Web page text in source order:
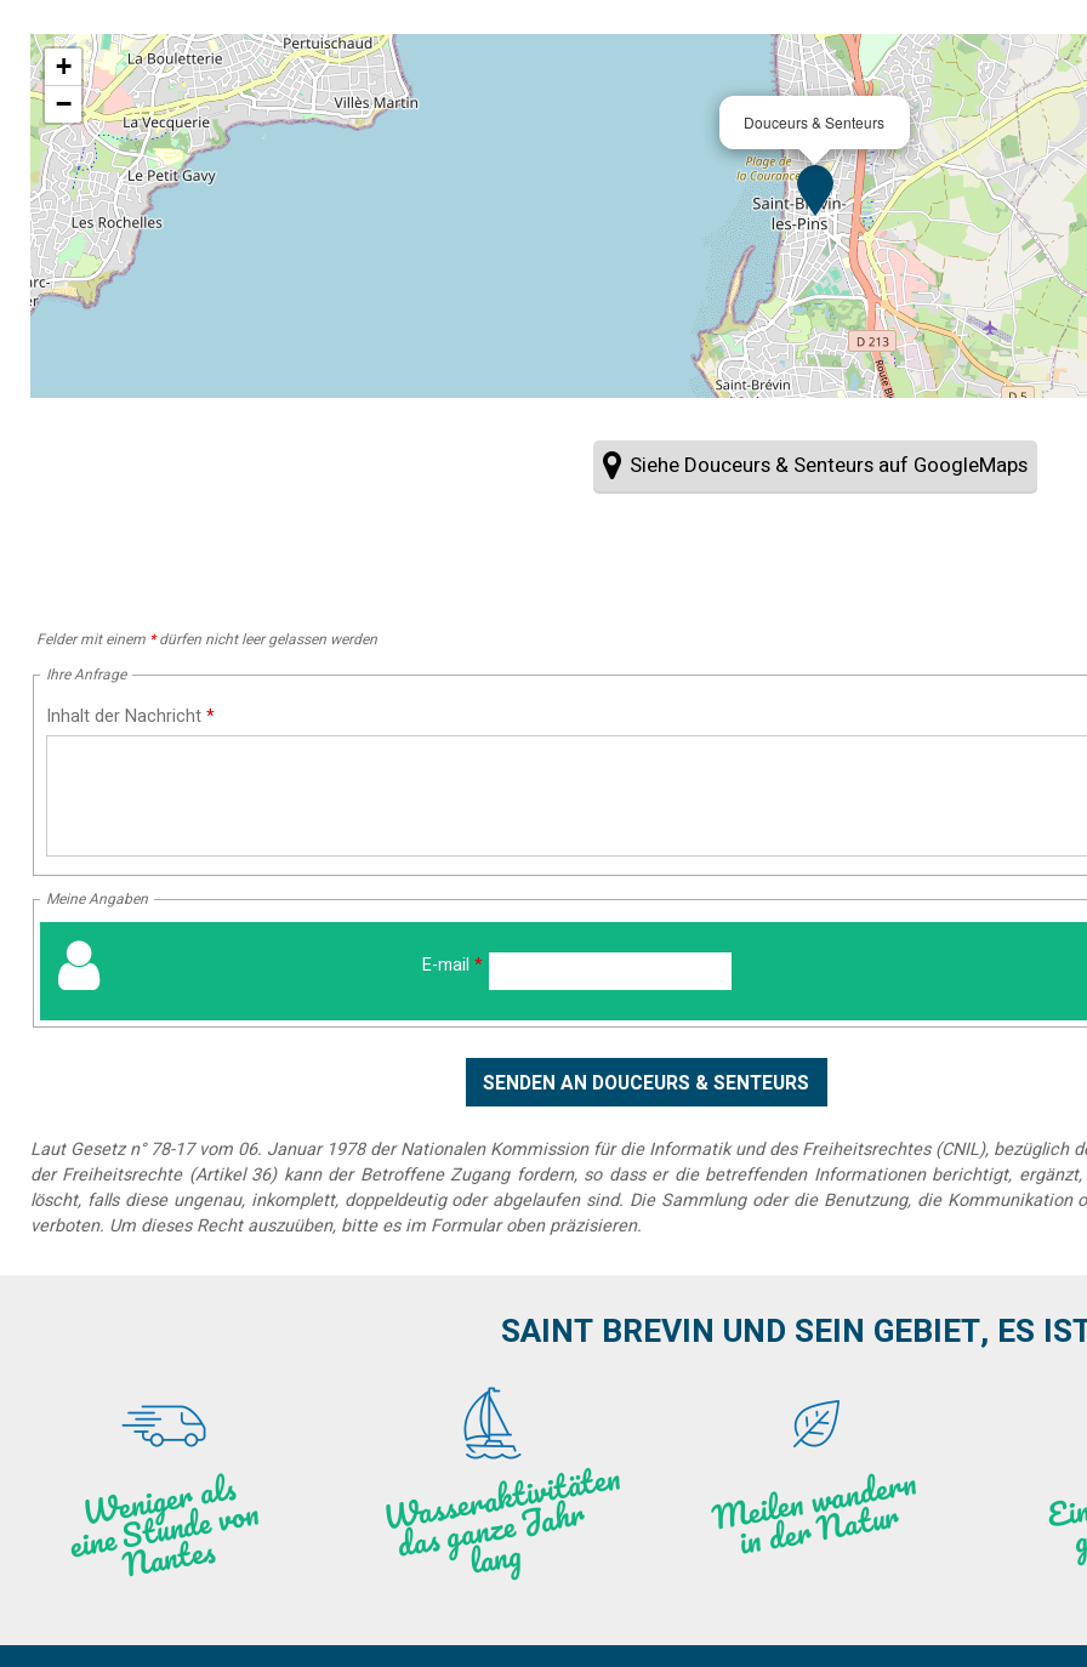
Douceurs & Senteurs
+
−
Siehe Douceurs & Senteurs auf GoogleMaps
Felder mit einem *dürfen nicht leer gelassen werden
Ihre Anfrage
Inhalt der Nachricht*
Meine Angaben
E-mail *
Laut Gesetz n° 78-17 vom 06. Januar 1978 der Nationalen Kommission für die Informatik und des Freiheitsrechtes (CNIL), bezüglich
der Freiheitsrechte (Artikel 36) kann der Betroffene Zugang fordern, so dass er die betreffenden Informationen berichtigt,
löscht, falls diese ungenau, inkomplett, doppeldeutig oder abgelaufen sind. Die Sammlung oder die Benutzung, die Kommunikation
verboten. Um dieses Recht auszuüben, bitte es im Formular oben präzisieren.
SAINT BREVIN UND SEIN GEBIET, ES
We
ni
ge
r
als
ei
ne
Stu
n
de vo
n
N
a
ntes W
asse
r
a
ktivit
äte
n
d
as
g
a
nze
J
a
h
r
l
a
ng
Meile
n
w
a
n
de
r
n
i
n
de
r
N
atu
r